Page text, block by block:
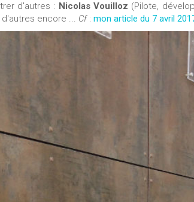
d'autres : Nicolas Vouilloz (Pilote,
encore ... Cf: mon article du 7 avril